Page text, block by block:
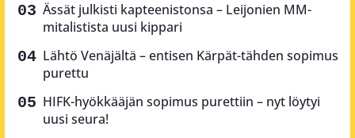
Ässät julkisti kapteenistonsa – Leijonien MM-
mitalistista uusi kippari
Lähtö Venäjältä – entisen Kärpät-tähden sopimus
purettu
HIFK-hyökkääjän sopimus purettiin – nyt löytyi
uusi seura!